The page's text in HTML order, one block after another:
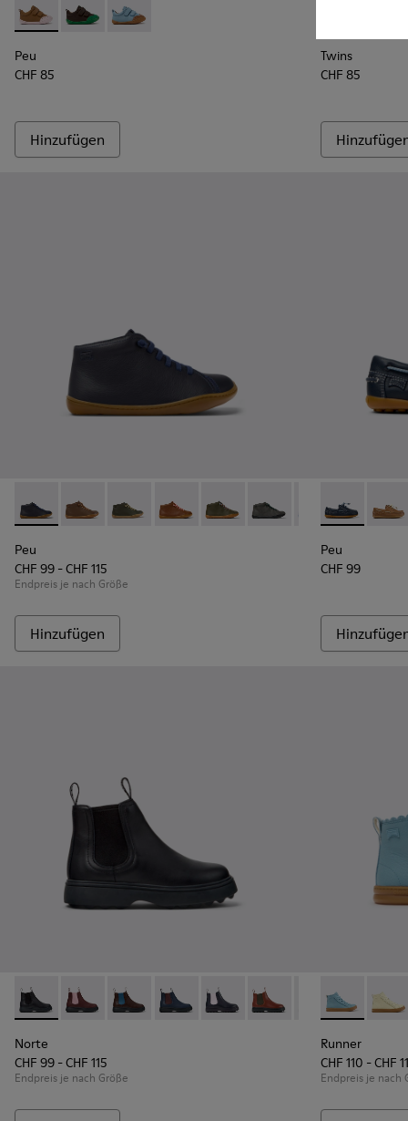
Peu - K800708-003 - Braune Lederschuhe für Kinder.
Peu - K800708-004 - Braune Lederschuhe für Kinder.
Peu - K800708-002
Peu
CHF 85
Hinzufügen
Twins
CHF 85
Peu - 90019-096 - Blaue Stiefeletten aus Leder für Kinder.
Peu - 90019-131
Peu - 90019-130 - Grüne Lederstiefeletten für
Peu - 90019-126
Peu - 90019-125Peu - 90019-124
Peu - 90019-123
Peu -
Peu
CHF 99 - CHF 115
Endpreis je nach Größe
Hinzufügen
Peu - Peu
Peu
CHF 99
Norte - K900149-001 - Schwarze Lederstiefeletten für Kinder.
Norte - K900149-026
Norte - K900149-025
Norte - K900149-024
Norte - K900149-023
Norte - K900149-022
Norte - K900149-
Norte -
Norte
CHF 99 - CHF 115
Endpreis je nach Größe
Runner -
Runner
CHF 110 - CHF
Endpreis je nach